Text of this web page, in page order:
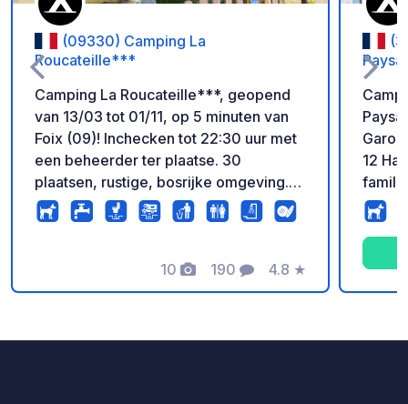
(09330) Camping La
Roucateille***
Camping La Roucateille***, geopend
van 13/03 tot 01/11, op 5 minuten van
Foix (09)! Inchecken tot 22:30 uur met
een beheerder ter plaatse. 30
plaatsen, rustige, bosrijke omgeving.
Grote stortplaats voor campers en
vrachtwagens. Gratis wifi. Ook
Verwarmd zwembad (mei tot
september) - Brood, luxe broodjes en
10
Foto's
190
Commentaren
4.8
Beoordeling
★
12 Ha
een
200
tal
uw